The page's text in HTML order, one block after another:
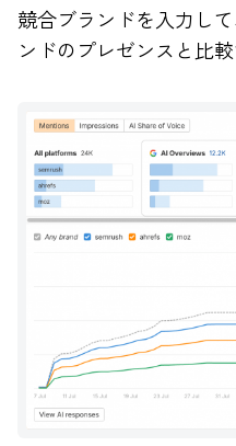
競合ブランドを入力し
ンドのプレゼンスと比